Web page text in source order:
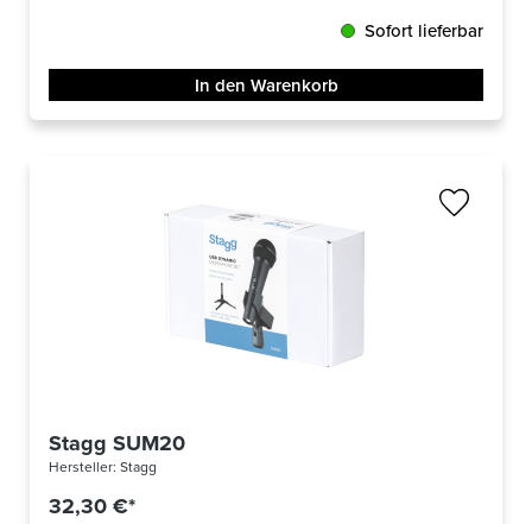
Sofort lieferbar
In den Warenkorb
Stagg SUM20
Hersteller: Stagg
32,30 €*